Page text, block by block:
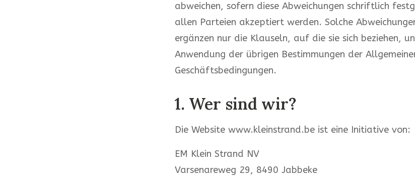
abweichen, sofern diese Abweichungen schriftlich
allen Parteien akzeptiert werden. Solche
ergänzen nur die Klauseln, auf die sie sich beziehen,
Anwendung der übrigen Bestimmungen der
Geschäftsbedingungen.
1. Wer sind wir?
Die Website www.kleinstrand.be ist eine Initiative von:
EM Klein Strand NV
Varsenareweg 29, 8490 Jabbeke